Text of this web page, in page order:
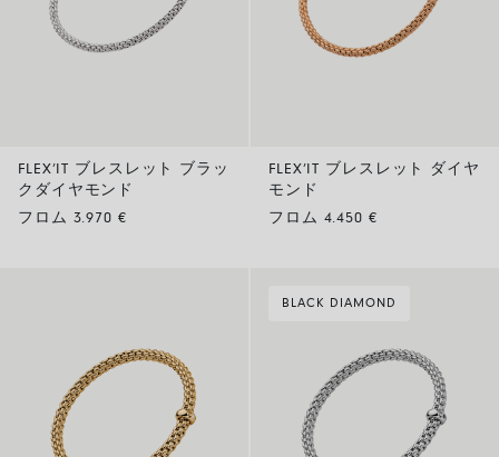
FLEX’IT ブレスレット ブラッ
クダイヤモンド
フロム 3.970 €
FLEX’IT ブレスレット ダイヤ
モンド
フロム 4.450 €
BLACK DIAMOND